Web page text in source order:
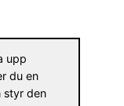
upp
du en
styr den